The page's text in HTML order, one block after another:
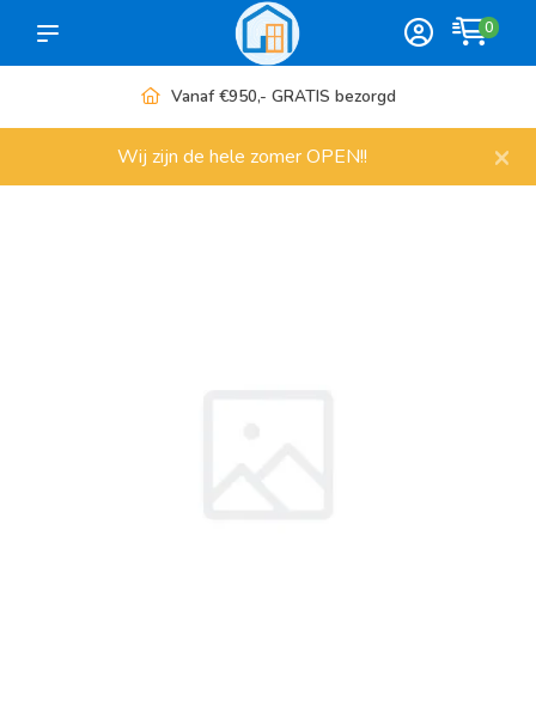
0
Vanaf €950,- GRATIS bezorgd
Wij zijn de hele zomer OPEN!! ×